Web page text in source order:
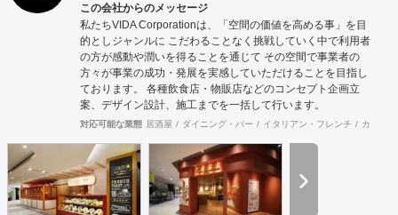
この会社からのメッセージ
私たちVIDA Corporationは、「空間の価値を高める事」を目
的としジャンルに こだわることなく挑戦していく中で利用者
の方が感動や潤いを得ることを通じて その空間で事業者の
方々が事業の成功・発展を実感していただけることを目指し
ております。 各種飲食店・物販店などのコンセプト企画立
案、デザイン設計、施工までを一括して行います。
対応可能な業態 居酒屋 ダイニング・バー イタリアン・フレンチ カフェ